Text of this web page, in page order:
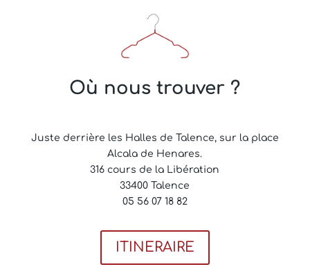
Où nous trouver ?
Juste derrière les Halles de Talence, sur la place
Alcala de Henares.
316 cours de la Libération
33400 Talence
05 56 07 18 82
ITINERAIRE